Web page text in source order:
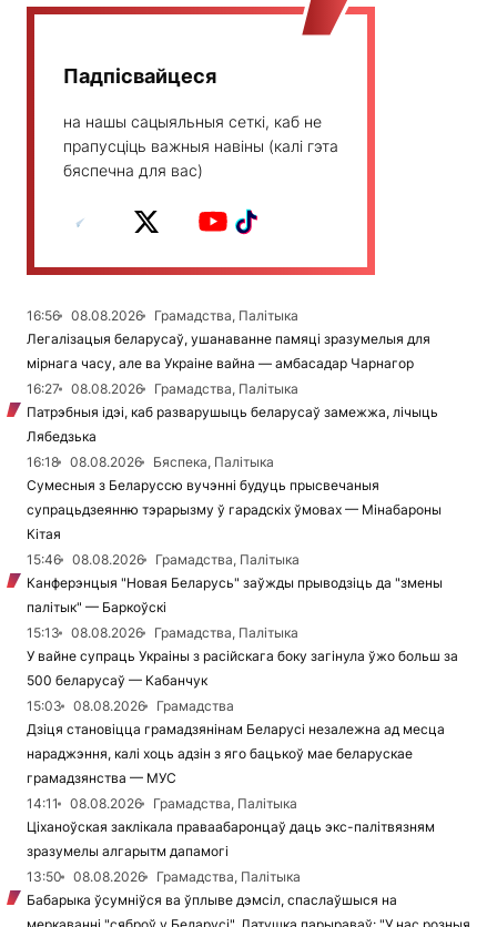
Падпісвайцеся
на нашы сацыяльныя сеткі, каб не
прапусціць важныя навіны (калі гэта
бяспечна для вас)
16:56 08.08.2026
Грамадства, Палітыка
Легалізацыя беларусаў, ушанаванне памяці зразумелыя для
мірнага часу, але ва Украіне вайна — амбасадар Чарнагор
16:27
08.08.2026
Грамадства, Палітыка
Патрэбныя ідэі, каб разварушыць беларусаў замежжа, лічыць
Лябедзька
16:18
08.08.2026
Бяспека, Палітыка
Сумесныя з Беларуссю вучэнні будуць прысвечаныя
супрацьдзеянню тэрарызму ў гарадскіх ўмовах — Мінабароны
Кітая
15:46
08.08.2026
Грамадства, Палітыка
Канферэнцыя "Новая Беларусь" заўжды прыводзіць да "змены
палітык" — Баркоўскі
15:13
08.08.2026
Грамадства, Палітыка
У вайне супраць Украіны з расійскага боку загінула ўжо больш за
500 беларусаў — Кабанчук
15:03
08.08.2026
Грамадства
Дзіця становіцца грамадзянінам Беларусі незалежна ад месца
нараджэння, калі хоць адзін з яго бацькоў мае беларускае
грамадзянства — МУС
14:11
08.08.2026
Грамадства, Палітыка
Ціханоўская заклікала праваабаронцаў даць экс-палітвязням
зразумелы алгарытм дапамогі
13:50
08.08.2026
Грамадства, Палітыка
Бабарыка ўсумніўся ва ўплыве дэмсіл, спаслаўшыся на